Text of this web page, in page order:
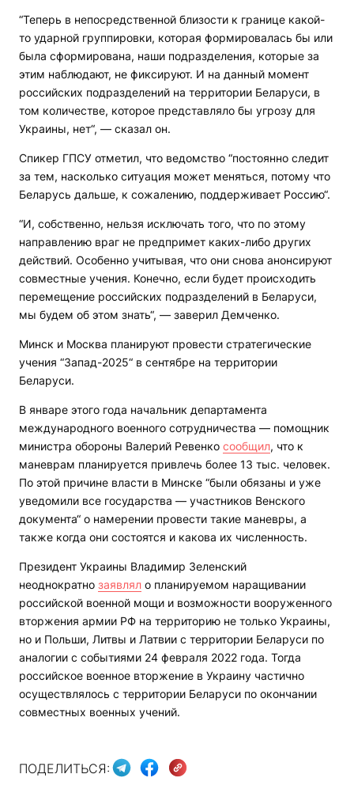
“Теперь в непосредственной близости к границе какой-
то ударной группировки, которая формировалась бы или
была сформирована, наши подразделения, которые за
этим наблюдают, не фиксируют. И на данный момент
российских подразделений на территории Беларуси, в
том количестве, которое представляло бы угрозу для
Украины, нет“, — сказал он.
Спикер ГПСУ отметил, что ведомство “постоянно следит
за тем, насколько ситуация может меняться, потому что
Беларусь дальше, к сожалению, поддерживает Россию“.
“И, собственно, нельзя исключать того, что по этому
направлению враг не предпримет каких-либо других
действий. Особенно учитывая, что они снова анонсируют
совместные учения. Конечно, если будет происходить
перемещение российских подразделений в Беларуси,
мы будем об этом знать“, — заверил Демченко.
Минск и Москва планируют провести стратегические
учения “Запад-2025“ в сентябре на территории
Беларуси.
В январе этого года начальник департамента
международного военного сотрудничества — помощник
министра обороны Валерий Ревенко сообщил, что к
маневрам планируется привлечь более 13 тыс. человек.
По этой причине власти в Минске “были обязаны и уже
уведомили все государства — участников Венского
документа“ о намерении провести такие маневры, а
также когда они состоятся и какова их численность.
Президент Украины Владимир Зеленский
неоднократно заявлял о планируемом наращивании
российской военной мощи и возможности вооруженного
вторжения армии РФ на территорию не только Украины,
но и Польши, Литвы и Латвии с территории Беларуси по
аналогии с событиями 24 февраля 2022 года. Тогда
российское военное вторжение в Украину частично
осуществлялось с территории Беларуси по окончании
совместных военных учений.
ПОДЕЛИТЬСЯ: